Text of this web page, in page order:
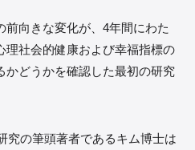
前向きな変化が、4年間にわた
理社会的健康および幸福指標の
かどうかを確認した最初の研究
究の筆頭著者であるキム博士は